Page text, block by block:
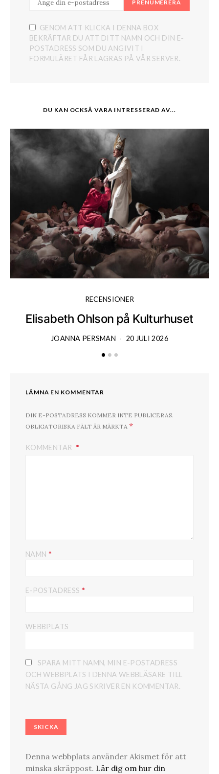
PRENUMERERA
GENOM ATT KLICKA I DENNA BOX
BEKRÄFTAR DU ATT DITT NAMN OCH DIN E-
POSTADRESS SOM DU ANGIVIT I
FORMULÄRET FÅR LAGRAS PÅ VÅR SERVER.
DU KAN OCKSÅ VARA INTRESSERAD AV...
RECENSIONER
Elisabeth Ohlson på Kulturhuset
JOANNA PERSMAN 20 JULI 2026
LÄMNA EN KOMMENTAR
DIN E-POSTADRESS KOMMER INTE PUBLICERAS.
OBLIGATORISKA FÄLT ÄR MÄRKTA *
KOMMENTAR
NAMN *
E-POSTADRESS *
WEBBPLATS
SPARA MITT NAMN, MIN E-POSTADRESS
OCH WEBBPLATS I DENNA WEBBLÄSARE TILL
NÄSTA GÅNG JAG SKRIVER EN KOMMENTAR.
Denna webbplats använder Akismet för att
minska skräppost. Lär dig om hur din